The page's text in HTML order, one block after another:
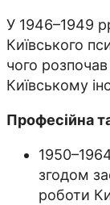
У 1946–1949
Київського
чого
Київському
Професійна
згодом
роботи